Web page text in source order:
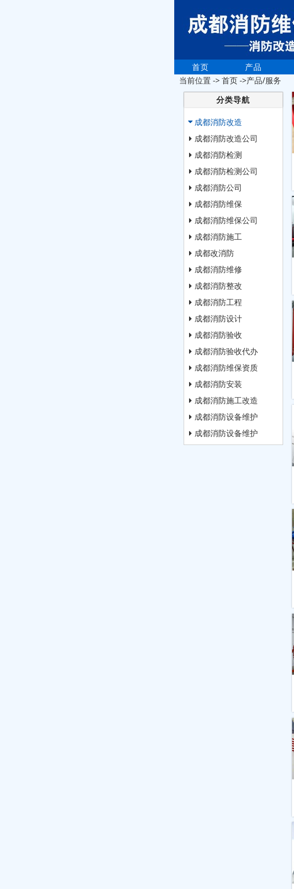
首页 产品
当前位置 ->首页->产品/服务
分类导航
成都消防改造
成都消防改造公司
成都消防检测
成都消防检测公司
成都消防公司
成都消防维保
成都消防维保公司
成都消防施工
成都改消防
成都消防维修
成都消防整改
成都消防工程
成都消防设计
成都消防验收
成都消防验收代办
成都消防维保资质
成都消防安装
成都消防施工改造
成都消防设备维护
成都消防设备维护